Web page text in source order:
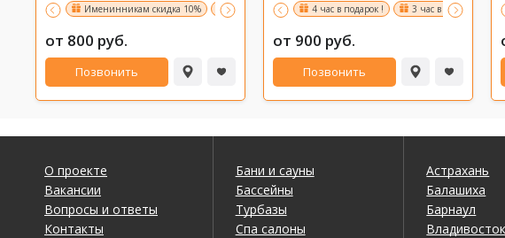
Именинникам скидка 10% 3-й час в подарок.ПН-ПТ(8:00-17:00)
от 800 руб.
Позвонить
4 час в подарок ! 3 час в подарок !
от 900 руб.
Позвонить
О проекте
Вакансии
Вопросы и ответы
Контакты
Бани и сауны
Бассейны
Турбазы
Спа салоны
Астрахань
Балашиха
Барнаул
Владивосток